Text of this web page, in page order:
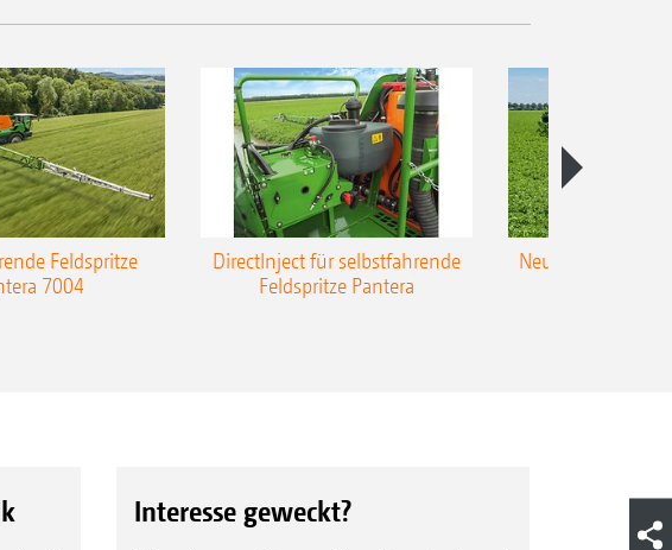
Feldspritze
7004
DirectInject für selbstfahrende
Feldspritze Pantera
Neue Super-L3-
Interesse geweckt?